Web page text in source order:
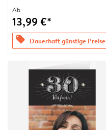
Ab
13,99 €*
offers Dauerhaft günstige Preise